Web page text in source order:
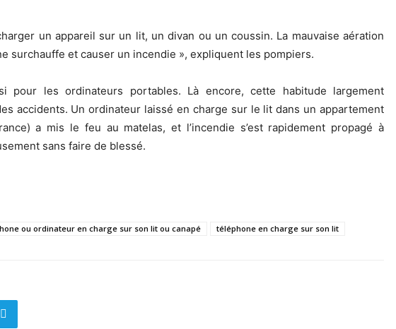
un appareil sur un lit, un divan ou un coussin. La mauvaise aération
surchauffe et causer un incendie », expliquent les pompiers.
pour les ordinateurs portables. Là encore, cette habitude largement
accidents. Un ordinateur laissé en charge sur le lit dans un appartement
a mis le feu au matelas, et l’incendie s’est rapidement propagé à
sans faire de blessé.
ou ordinateur en charge sur son lit ou canapé téléphone en charge sur son lit